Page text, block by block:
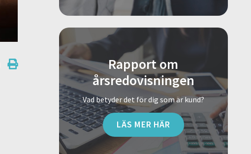
Rapport om
årsredovisningen
Vad betyder det för dig som är kund?
LÄS MER HÄR